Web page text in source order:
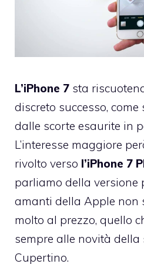
L’iPhone 7 sta
discreto successo,
dalle scorte esaurite in
L’interesse maggiore
rivolto verso l’iPhone 7
parliamo della versione
amanti della Apple non
molto al prezzo, quello
sempre alle novità della
Cupertino.